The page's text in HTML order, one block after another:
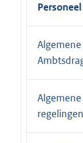
regelingen